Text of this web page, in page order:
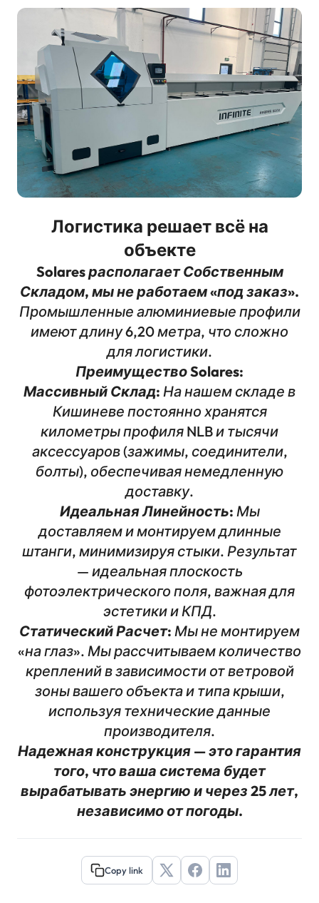
Логистика решает всё на
объекте
Solares располагает Собственным
Складом, мы не работаем «под заказ».
Промышленные алюминиевые профили
имеют длину 6,20 метра, что сложно
для логистики.
Преимущество Solares:
Массивный Склад: На нашем складе в
Кишиневе постоянно хранятся
километры профиля NLB и тысячи
аксессуаров (зажимы, соединители,
болты), обеспечивая немедленную
доставку.
Идеальная Линейность: Мы
доставляем и монтируем длинные
штанги, минимизируя стыки. Результат
— идеальная плоскость
фотоэлектрического поля, важная для
эстетики и КПД.
Статический Расчет: Мы не монтируем
«на глаз». Мы рассчитываем количество
креплений в зависимости от ветровой
зоны вашего объекта и типа крыши,
используя технические данные
производителя.
Надежная конструкция — это гарантия
того, что ваша система будет
вырабатывать энергию и через 25 лет,
независимо от погоды.
Copy link